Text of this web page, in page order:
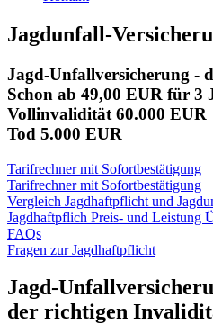
Jagdunfall-
Jagd-Unfallversicherung -
Schon ab 49,00 EUR für 3
Vollinvalidität 60.000 EUR
Tod 5.000 EUR
Tarifrechner mit Sofortbestätigung
Tarifrechner mit Sofortbestätigung
Vergleich Jagdhaftpflicht und
Jagdhaftpflich Preis- und Leistung
FAQs
Fragen zur Jagdhaftpflicht
Jagd-
der richtigen